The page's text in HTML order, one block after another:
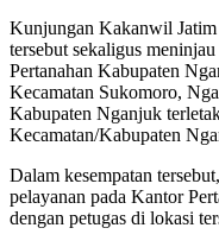
Kunjungan Kakanwil
tersebut sekaligus
Pertanahan Kabupaten
Kecamatan Sukomoro,
Kabupaten Nganjuk
Kecamatan/Kabupaten
Dalam kesempatan
pelayanan pada Kantor
dengan petugas di lokasi